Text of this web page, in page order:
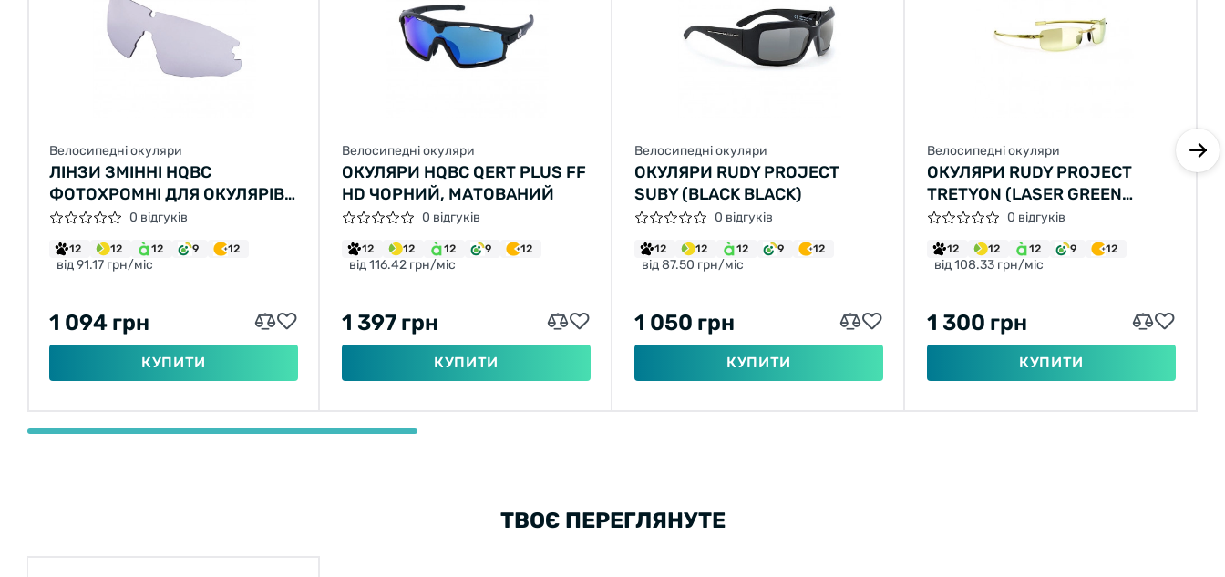
Велосипедні окуляри
ЛІНЗИ ЗМІННІ HQBC
ФОТОХРОМНІ ДЛЯ ОКУЛЯРІВ
QERT PLUS0 відгуків
12 12 12 9 12
від 91.17 грн/міс
1 094 грн
КУПИТИ
Велосипедні окуляри
ОКУЛЯРИ HQBC QERT PLUS FF
HD ЧОРНИЙ, МАТОВАНИЙ
0 відгуків
12 12 12 9 12
від 116.42 грн/міс
1 397 грн
КУПИТИ
Велосипедні окуляри
ОКУЛЯРИ RUDY PROJECT
SUBY (BLACK BLACK)
0 відгуків
12 12 12 9 12
від 87.50 грн/міс
1 050 грн
КУПИТИ
Велосипедні окуляри
ОКУЛЯРИ RUDY PROJECT
TRETYON (LASER GREEN
CRISTALL GREEN)
0 відгуків
12 12 12 9 12
від 108.33 грн/міс
1 300 грн
КУПИТИ
ТВОЄ ПЕРЕГЛЯНУТЕ